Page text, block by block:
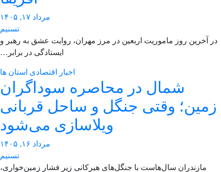
مرداد ۱۷, ۱۴۰۵
تسنیم
آخرین روز ماموریت اربعین در مرز مهران، روایت عشق به رهبر و
ایستادگی در برابر…
اخبار اقتصادی استان ها
شمال در محاصره سوداگران
وقتی جنگل و ساحل قربانی
ویلاسازی می‌شود
مرداد ۱۶, ۱۴۰۵
تسنیم
مازندران سال‌هاست با جنگل‌های هیرکانی زیر فشار زمین‌خواری،